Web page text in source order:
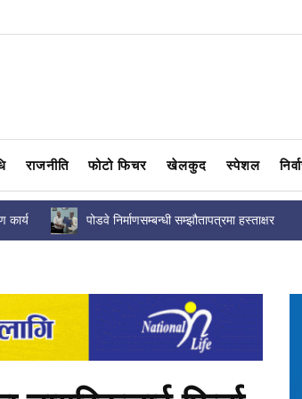
राजनीति फोटो फिचर खेलकुद स्पेशल
उधारो असुलीसम्बन्धी कानुन ल्याउन निजी क्षेत्रलाई